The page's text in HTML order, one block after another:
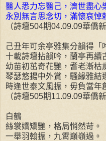
醫人悉力忘醫己，濟世盡心
永別無言思念切，滿懷哀悼
（詩壇504期04.09.09華僑
己丑年可余亭雅集分韻得「
十載詩壇拈韻吟，蘭亭再續
幼苗初茁奇花艷，耆老漸枯
琴瑟悠揚中外賞，騷緣雅結
時逢世泰文風振，毋負當年
（詩壇505期11.09.09華僑
白鶴
絲裳嬌矯艷，格局悄然苛。
一舉羽翰振，九霄巔嶺過。